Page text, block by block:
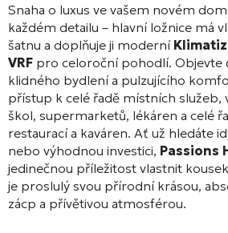
Snaha o luxus ve vašem novém
každém detailu – hlavní ložnice má
šatnu a doplňuje ji moderní
VRF pro celoroční pohodlí. Objevte
klidného bydlení a pulzujícího
přístup k celé řadě místních služeb,
škol, supermarketů, lékáren a celé
restaurací a kaváren. Ať už hledáte
nebo výhodnou investici, Passions
jedinečnou příležitost vlastnit
je proslulý svou přírodní krásou,
zácp a přívětivou atmosférou.